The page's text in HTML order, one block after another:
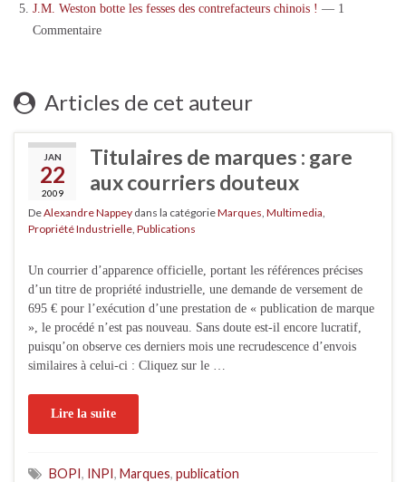
J.M. Weston botte les fesses des contrefacteurs chinois ! — 1
Commentaire
Articles de cet auteur
JAN
22
2009
Titulaires de marques : gare
aux courriers douteux
DeAlexandre Nappey dans la catégorieMarques Multimedia
Propriété Industrielle Publications
Un courrier d’apparence officielle, portant les références précises
d’un titre de propriété industrielle, une demande de versement de
695 € pour l’exécution d’une prestation de « publication de marque
», le procédé n’est pas nouveau. Sans doute est-il encore lucratif,
puisqu’on observe ces derniers mois une recrudescence d’envois
similaires à celui-ci : Cliquez sur le …
Lire la suite
BOPI, INPI, Marques, publication